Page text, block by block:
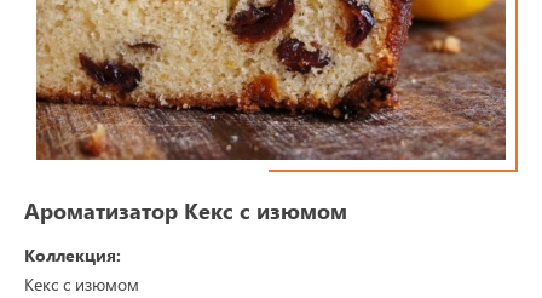
Ароматизатор Кекс с изюмом
Коллекция:
Кекс с изюмом